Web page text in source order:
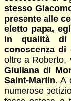
stesso
presente alle
eletto papa,
in qualità di
conoscenza di
oltre a Roberto,
Giuliana di
Saint-Martin. A
numerose